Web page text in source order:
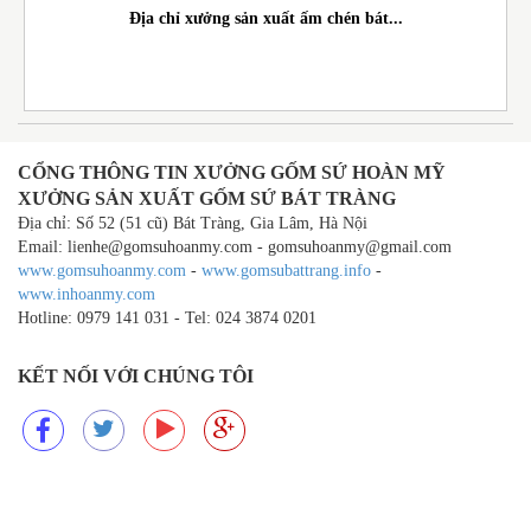
Địa chỉ xưởng sản xuất ấm chén bát...
CỔNG THÔNG TIN XƯỞNG GỐM SỨ HOÀN MỸ
XƯỞNG SẢN XUẤT GỐM SỨ BÁT TRÀNG
Địa chỉ: Số 52 (51 cũ) Bát Tràng, Gia Lâm, Hà Nội
Email: lienhe@gomsuhoanmy.com - gomsuhoanmy@gmail.com
www.gomsuhoanmy.com - www.gomsubattrang.info -
www.inhoanmy.com
Hotline: 0979 141 031 - Tel: 024 3874 0201
KẾT NỐI VỚI CHÚNG TÔI